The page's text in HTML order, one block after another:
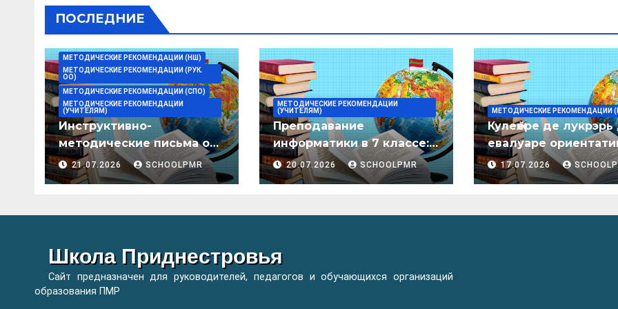
ПОСЛЕДНИЕ
МЕТОДИЧЕСКИЕ РЕКОМЕНДАЦИИ (НШ)
МЕТОДИЧЕСКИЕ РЕКОМЕНДАЦИИ (РУК.
ОО)
МЕТОДИЧЕСКИЕ РЕКОМЕНДАЦИИ (СПО)
МЕТОДИЧЕСКИЕ РЕКОМЕНДАЦИИ
(УЧИТЕЛЯМ)
Инструктивно-
методические письма о
преподавании учебных
предметов/дисциплин в
образования ПМР на
21.07.2026 SCHOOLPMR
МЕТОДИЧЕСКИЕ РЕКОМЕНДАЦИИ
(УЧИТЕЛЯМ)
Преподавание
информатики в 7 классе:
методическое пособие
20.07.2026 SCHOOLPMR
МЕТОДИЧЕСКИЕ РЕКОМЕНДАЦИИ
Кулеӂере де лукрэрь
евалуаре
лимба
пентру елевий
организациилор де
17.07.2026
Школа Приднестровья
Сайт предназначен для руководителей, педагогов и обучающихся организаций
образования ПМР